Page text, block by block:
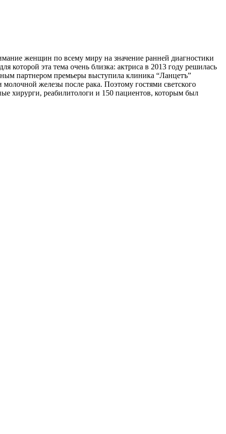
женщин по всему миру на значение ранней диагностики
которой эта тема очень близка: актриса в 2013 году решилась
партнером премьеры выступила клиника “Ланцетъ”
железы после рака. Поэтому гостями светского
хирурги, реабилитологи и 150 пациентов, которым был